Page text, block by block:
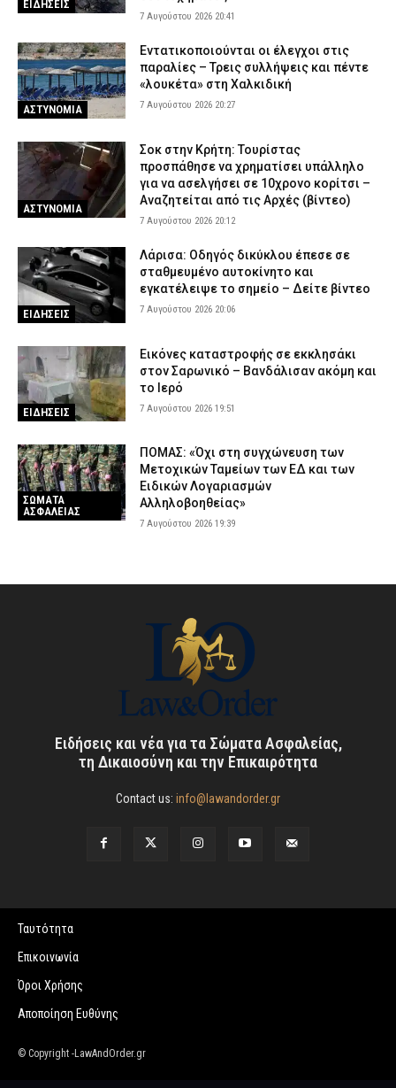
ΕΙΔΗΣΕΙΣ
7 Αυγούστου 2026 20:41
ΑΣΤΥΝΟΜΙΑ
Εντατικοποιούνται οι έλεγχοι στις
παραλίες – Τρεις συλλήψεις και πέντε
«λουκέτα» στη Χαλκιδική
7 Αυγούστου 2026 20:27
ΑΣΤΥΝΟΜΙΑ
Σοκ στην Κρήτη: Τουρίστας
προσπάθησε να χρηματίσει υπάλληλο
για να ασελγήσει σε 10χρονο κορίτσι –
Αναζητείται από τις Αρχές (βίντεο)
7 Αυγούστου 2026 20:12
ΕΙΔΗΣΕΙΣ
Λάρισα: Οδηγός δικύκλου έπεσε σε
σταθμευμένο αυτοκίνητο και
εγκατέλειψε το σημείο – Δείτε βίντεο
7 Αυγούστου 2026 20:06
ΕΙΔΗΣΕΙΣ
Εικόνες καταστροφής σε εκκλησάκι
στον Σαρωνικό – Βανδάλισαν ακόμη και
το Ιερό
7 Αυγούστου 2026 19:51
ΣΩΜΑΤΑ
ΑΣΦΑΛΕΙΑΣ
ΠΟΜΑΣ: «Όχι στη συγχώνευση των
Μετοχικών Ταμείων των ΕΔ και των
Ειδικών Λογαριασμών
Αλληλοβοηθείας»
7 Αυγούστου 2026 19:39
Ειδήσεις και νέα για τα Σώματα Ασφαλείας,
τη Δικαιοσύνη και την Επικαιρότητα
Contact us: info@lawandorder.gr
Ταυτότητα
Επικοινωνία
Όροι Χρήσης
Αποποίηση Ευθύνης
© Copyright -LawAndOrder.gr